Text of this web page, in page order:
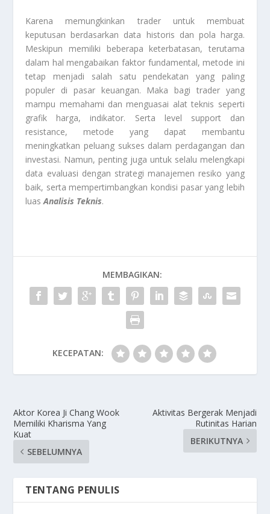
Karena memungkinkan trader untuk membuat
keputusan berdasarkan data historis dan pola harga.
Meskipun memiliki beberapa keterbatasan, terutama
dalam hal mengabaikan faktor fundamental, metode ini
tetap menjadi salah satu pendekatan yang paling
populer di pasar keuangan. Maka bagi trader yang
mampu memahami dan menguasai alat teknis seperti
grafik harga, indikator. Serta level support dan
resistance, metode yang dapat membantu
meningkatkan peluang sukses dalam perdagangan dan
investasi. Namun, penting juga untuk selalu melengkapi
data evaluasi dengan strategi manajemen resiko yang
baik, serta mempertimbangkan kondisi pasar yang lebih
luas Analisis Teknis.
MEMBAGIKAN:
KECEPATAN:
Aktor Korea Ji Chang Wook
Memiliki Kharisma Yang
Kuat
SEBELUMNYA
Aktivitas Bergerak Menjadi
Rutinitas Harian
BERIKUTNYA
TENTANG PENULIS